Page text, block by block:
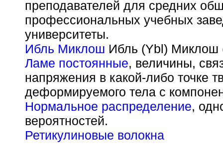
преподавателей для средних
профессиональных учебных
университеты.
Ибль Миклош Ибль (Ybl)
Ламе постоянные, величины,
напряжения в какой-либо точке
деформируемого тела с
Нормальное распределение,
вероятностей.
Ретикулиновые волокна